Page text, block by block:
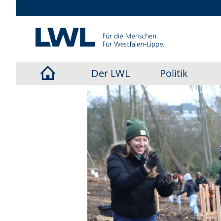
Der LWL Politik